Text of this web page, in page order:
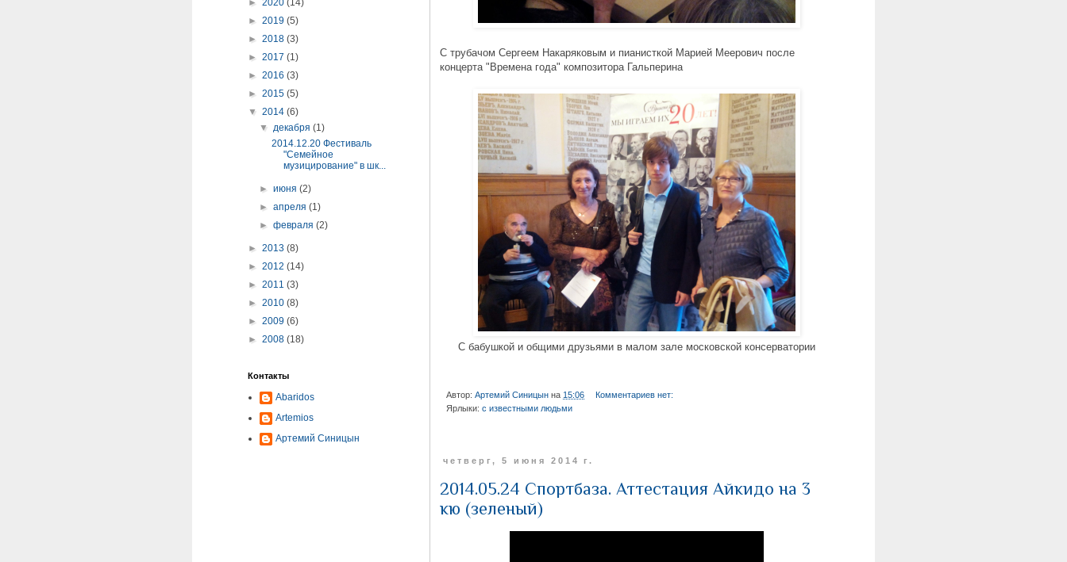
С трубачом Сергеем Накаряковым и пианисткой Марией Меерович после
концерта "Времена года" композитора Гальперина
С бабушкой и общими друзьями в малом зале московской консерватории
Автор: Артемий Синицын на 15:06
Комментариев нет:
Ярлыки: с известными людьми
четверг, 5 июня 2014 г.
2014.05.24 Спортбаза. Аттестация Айкидо на 3
кю (зеленый)
► 2020 (14)
► 2019 (5)
► 2018 (3)
► 2017 (1)
► 2016 (3)
► 2015 (5)
▼ 2014 (6)
▼декабря(1)
2014.12.20 Фестиваль
"Семейное
музицирование" в шк...
►июня(2)
►апреля(1)
►февраля(2)
► 2013 (8)
► 2012 (14)
► 2011 (3)
► 2010 (8)
► 2009 (6)
► 2008 (18)
Контакты
Abaridos
Artemios
Артемий Синицын